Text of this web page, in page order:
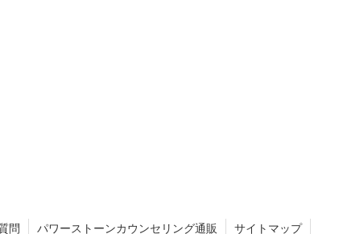
問 パワーストーンカウンセリング通販 サイトマップ